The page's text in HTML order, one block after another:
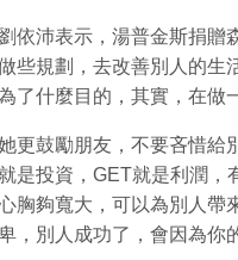
依沛表示，湯普金斯捐贈
些規劃，去改善別人的生
了什麼目的，其實，在做
更鼓勵朋友，不要吝惜給
就是投資，GET就是利潤，
胸夠寬大，可以為別人帶
，別人成功了，會因為你